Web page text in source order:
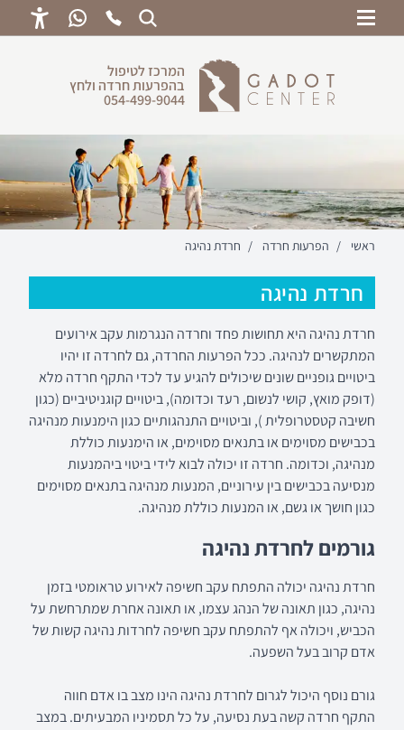
המרכז לטיפול
בהפרעות חרדה ולחץ
054-499-9044
לחץ נפשי
משברי חיים
טיפול רגשי לילדים
הכנה מנטלית
ראשי / הפרעות חרדה / חרדת נהיגה
חרדת נהיגה
חרדת נהיגה היא תחושות פחד וחרדה הנגרמות עקב אירועים
המתקשרים לנהיגה. ככל הפרעות החרדה, גם לחרדה זו יהיו
ביטויים גופניים שונים שיכולים להגיע עד לכדי התקף חרדה מלא
(דופק מואץ, קושי לנשום, רעד וכדומה), ביטויים קוגניטיביים (כגון
חשיבה קטסטרופלית ), וביטויים התנהגותיים כגון הימנעות מנהיגה
בכבישים מסוימים או בתנאים מסוימים, או הימנעות כוללת
מנהיגה, וכדומה. חרדה זו יכולה לבוא לידי ביטוי ביהמנעות
מנסיעה בכבישים בין עירוניים, המנעות מנהיגה בתנאים מסוימים
כגון חושך או גשם, או המנעות כוללת מנהיגה.
גורמים לחרדת נהיגה
חרדת נהיגה יכולה התפתח עקב חשיפה לאירוע טראומטי בזמן
נהיגה, כגון תאונה של הנהג עצמו, או תאונה אחרת שמתרחשת על
הכביש, ויכולה אף להתפתח עקב חשיפה לחרדות נהיגה קשות של
אדם קרוב בעל השפעה.
גורם נוסף היכול לגרום לחרדת נהיגה הינו מצב בו אדם חווה
התקף חרדה קשה בעת נסיעה, על כל תסמיניו המבעיתים. במצב